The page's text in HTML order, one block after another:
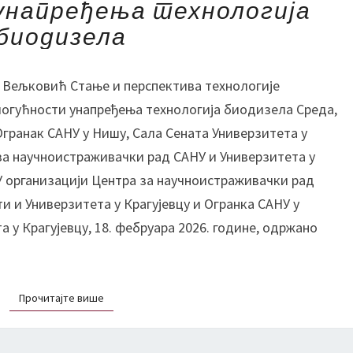
н
о
р
и
г
и
а
л
н
е
д
в
н
в
и
ј
е
Б
о
р
в
а
п
р
е
а
в
а
:
а
к
м
и
технологија
Стање и перспектива технологије
унапређења технологија биодизела Среда,
САНУ у Нишу, Сала Сената Универзитета у
научноистраживачки рад САНУ и Универзитета у
Центра за научноистраживачки рад
и Универзитета у Крагујевцу и Огранка САНУ у
у Крагујевцу, 18. фебруара 2026. године, одржано
Прочитајте више